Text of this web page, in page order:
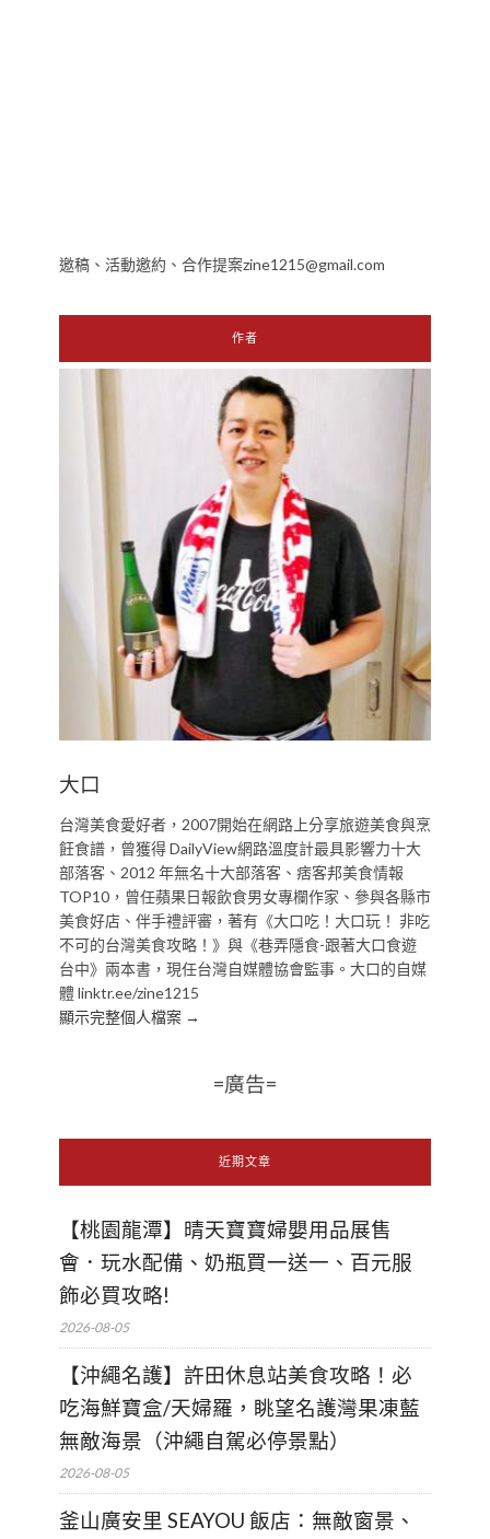
邀稿、活動邀約、合作提案zine1215@gmail.com
作者
大口
台灣美食愛好者，2007開始在網路上分享旅遊美食與烹
飪食譜，曾獲得 DailyView網路溫度計最具影響力十大
部落客、2012 年無名十大部落客、痞客邦美食情報
TOP10，曾任蘋果日報飲食男女專欄作家、參與各縣市
美食好店、伴手禮評審，著有《大口吃！大口玩！ 非吃
不可的台灣美食攻略！》與《巷弄隱食-跟著大口食遊
台中》兩本書，現任台灣自媒體協會監事。大口的自媒
體 linktr.ee/zine1215
顯示完整個人檔案 →
=廣告=
近期文章
【桃園龍潭】晴天寶寶婦嬰用品展售
會．玩水配備、奶瓶買一送一、百元服
飾必買攻略!
2026-08-05
【沖繩名護】許田休息站美食攻略！必
吃海鮮寶盒/天婦羅，眺望名護灣果凍藍
無敵海景（沖繩自駕必停景點）
2026-08-05
釜山廣安里 SEAYOU 飯店：無敵窗景、